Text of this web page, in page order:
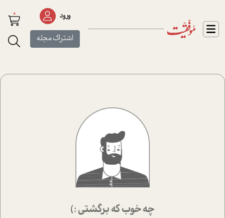
ورود
اشتراک مجله
0
چه خوب که برگشتی :)